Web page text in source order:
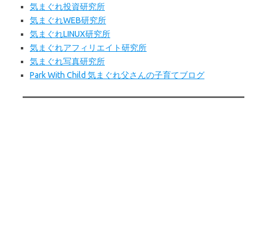
気まぐれ投資研究所
気まぐれWEB研究所
気まぐれLINUX研究所
気まぐれアフィリエイト研究所
気まぐれ写真研究所
Park With Child 気まぐれ父さんの子育てブログ